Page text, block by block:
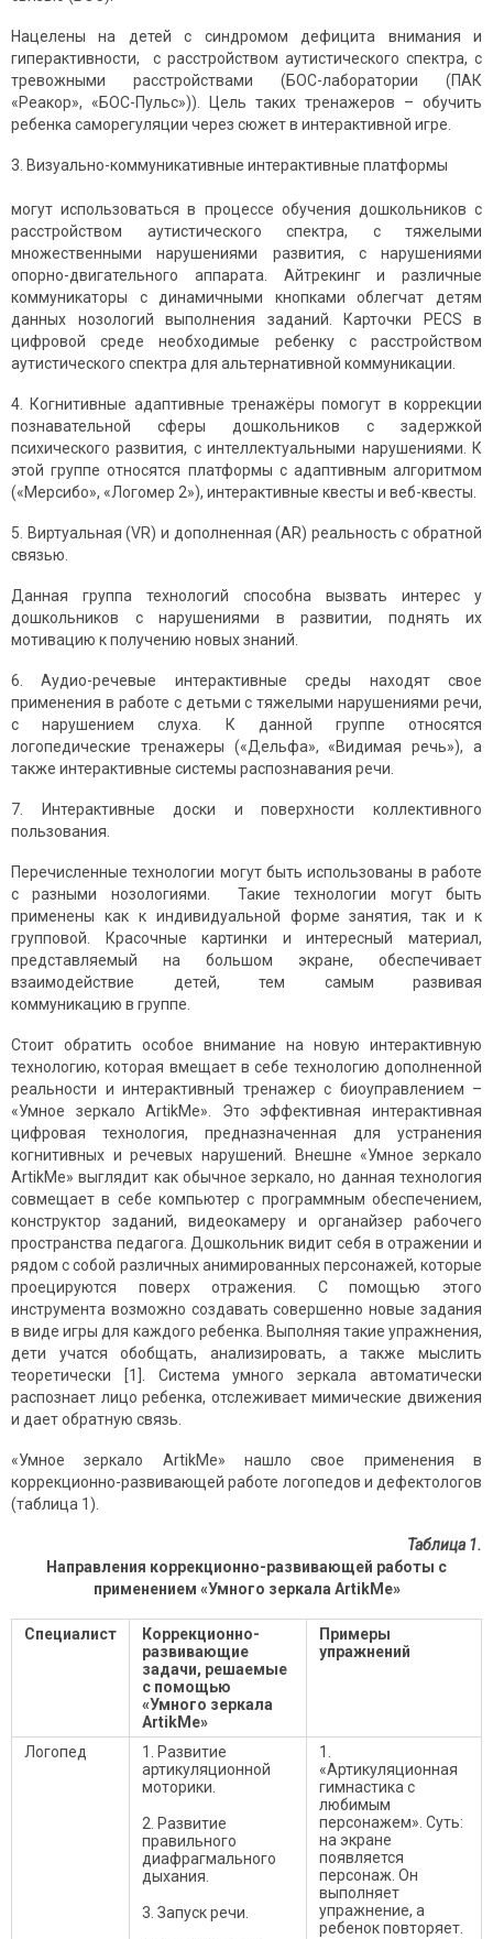
Нацелены на детей с синдромом дефицита внимания и
гиперактивности, с расстройством аутистического спектра, с
тревожными расстройствами (БОС-лаборатории (ПАК
«Реакор», «БОС-Пульс»)). Цель таких тренажеров – обучить
ребенка саморегуляции через сюжет в интерактивной игре.
3. Визуально-коммуникативные интерактивные платформы
могут использоваться в процессе обучения дошкольников с
расстройством аутистического спектра, с тяжелыми
множественными нарушениями развития, с нарушениями
опорно-двигательного аппарата. Айтрекинг и различные
коммуникаторы с динамичными кнопками облегчат детям
данных нозологий выполнения заданий. Карточки PECS в
цифровой среде необходимые ребенку с расстройством
аутистического спектра для альтернативной коммуникации.
4. Когнитивные адаптивные тренажёры помогут в коррекции
познавательной сферы дошкольников с задержкой
психического развития, с интеллектуальными нарушениями. К
этой группе относятся платформы с адаптивным алгоритмом
(«Мерсибо», «Логомер 2»), интерактивные квесты и веб-квесты.
5. Виртуальная (VR) и дополненная (AR) реальность с обратной
связью.
Данная группа технологий способна вызвать интерес у
дошкольников с нарушениями в развитии, поднять их
мотивацию к получению новых знаний.
6. Аудио-речевые интерактивные среды находят свое
применения в работе с детьми с тяжелыми нарушениями речи,
с нарушением слуха. К данной группе относятся
логопедические тренажеры («Дельфа», «Видимая речь»), а
также интерактивные системы распознавания речи.
7. Интерактивные доски и поверхности коллективного
пользования.
Перечисленные технологии могут быть использованы в работе
с разными нозологиями. Такие технологии могут быть
применены как к индивидуальной форме занятия, так и к
групповой. Красочные картинки и интересный материал,
представляемый на большом экране, обеспечивает
взаимодействие детей, тем самым развивая
коммуникацию в группе.
Стоит обратить особое внимание на новую интерактивную
технологию, которая вмещает в себе технологию дополненной
реальности и интерактивный тренажер с биоуправлением –
«Умное зеркало ArtikMe». Это эффективная интерактивная
цифровая технология, предназначенная для устранения
когнитивных и речевых нарушений. Внешне «Умное зеркало
ArtikMe» выглядит как обычное зеркало, но данная технология
совмещает в себе компьютер с программным обеспечением,
конструктор заданий, видеокамеру и органайзер рабочего
пространства педагога. Дошкольник видит себя в отражении и
рядом с собой различных анимированных персонажей, которые
проецируются поверх отражения. С помощью этого
инструмента возможно создавать совершенно новые задания
в виде игры для каждого ребенка. Выполняя такие упражнения,
дети учатся обобщать, анализировать, а также мыслить
теоретически [1]. Система умного зеркала автоматически
распознает лицо ребенка, отслеживает мимические движения
и дает обратную связь.
«Умное зеркало ArtikMe» нашло свое применения в
коррекционно-развивающей работе логопедов и дефектологов
(таблица 1).
Таблица 1.
Направления коррекционно-развивающей работы с
применением «Умного зеркала ArtikMe»
Специалист
Коррекционно-
развивающие
задачи, решаемые
с помощью
«Умного зеркала
ArtikMe»
Примеры
упражнений
Логопед
1. Развитие
артикуляционной
моторики.
2. Развитие
правильного
диафрагмального
дыхания.
3. Запуск речи.
1.
«Артикуляционная
гимнастика с
любимым
персонажем». Суть:
на экране
появляется
персонаж. Он
выполняет
упражнение, а
ребенок повторяет.